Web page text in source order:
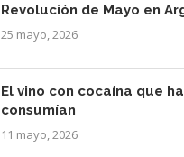
Revolución de Mayo en
25 mayo, 2026
El vino con cocaína que
consumían
11 mayo, 2026